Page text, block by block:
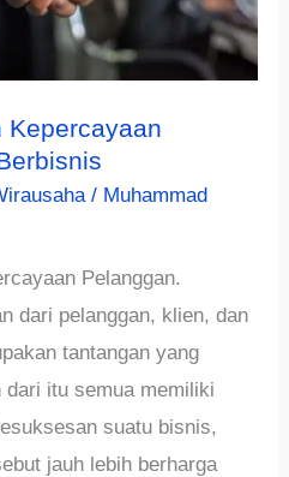
Kepercayaan
/ Muhammad
Pelanggan.
dari pelanggan, klien, dan
tantangan yang
itu semua memiliki
suatu bisnis,
jauh lebih berharga